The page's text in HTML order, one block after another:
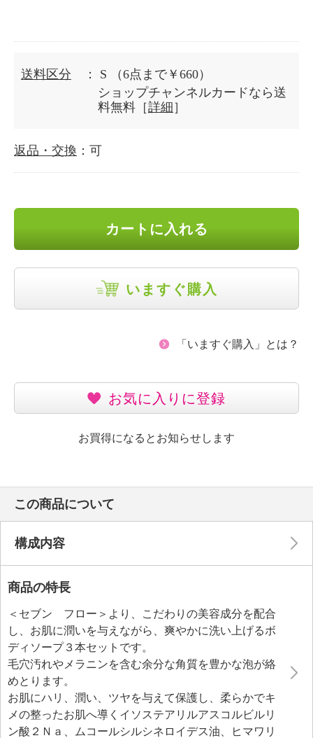
送料区分 ： S
（6点まで￥660）
ショップチャンネルカードなら送
料無料［詳細 ］
返品・交換 ：可
カートに入れる
いますぐ購入
「いますぐ購入」とは？
お気に入りに登録
お買得になるとお知らせします
この商品について
構成内容
商品の特長
＜セブン フロー＞より、こだわりの美容成分を配合
し、お肌に潤いを与えながら、爽やかに洗い上げるボ
ディソープ３本セットです。
毛穴汚れやメラニンを含む余分な角質を豊かな泡が絡
めとります。
お肌にハリ、潤い、ツヤを与えて保護し、柔らかでキ
メの整ったお肌へ導くイソステアリルアスコルビルリ
ン酸２Ｎａ、ムコールシルシネロイデス油、ヒマワリ